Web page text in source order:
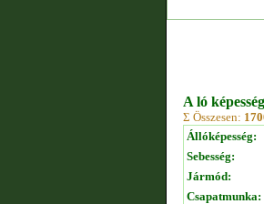
A ló
Σ Összesen:
Állóképesség:
Sebesség:
Jármód:
Csapatmunka: